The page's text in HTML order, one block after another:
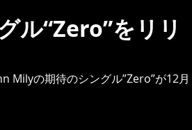
ル“Zero”をリリ
Milyの期待のシングル”Zero”が12月